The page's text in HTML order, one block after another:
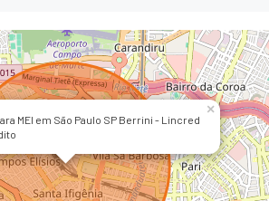
MEI em São Paulo SP Berrini - Lincred
×